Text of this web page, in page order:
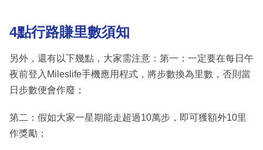
4點行路賺里數須知
另外，還有以下幾點，大家需注意：第一：一定要在每日午
夜前登入Mileslife手機應用程式，將步數換為里數，否則當
日步數便會作廢；
第二：假如大家一星期能走超過10萬步，即可獲額外10里
作獎勵；